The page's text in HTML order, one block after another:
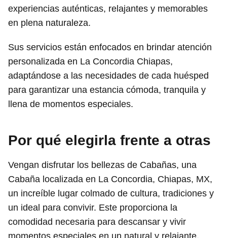
experiencias auténticas, relajantes y memorables
en plena naturaleza.
Sus servicios están enfocados en brindar atención
personalizada en La Concordia Chiapas,
adaptándose a las necesidades de cada huésped
para garantizar una estancia cómoda, tranquila y
llena de momentos especiales.
Por qué elegirla frente a otras
Vengan disfrutar los bellezas de Cabañas, una
Cabaña localizada en La Concordia, Chiapas, MX,
un increíble lugar colmado de cultura, tradiciones y
un ideal para convivir. Este proporciona la
comodidad necesaria para descansar y vivir
momentos especiales en un natural y relajante.